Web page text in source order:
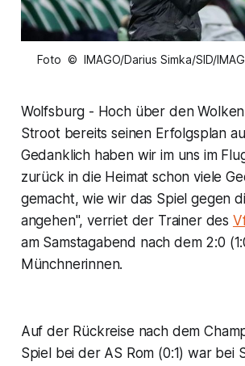
Foto © IMAGO/Darius Simka/SID/
Wolfsburg - Hoch über den
Stroot bereits seinen Erfolgsplan
Gedanklich haben wir im uns im
zurück in die Heimat schon viele
gemacht, wie wir das Spiel gegen
angehen", verriet der Trainer des
am Samstagabend nach dem 2:0
Münchnerinnen.
Auf der Rückreise nach dem
Spiel bei der AS Rom (0:1) war bei